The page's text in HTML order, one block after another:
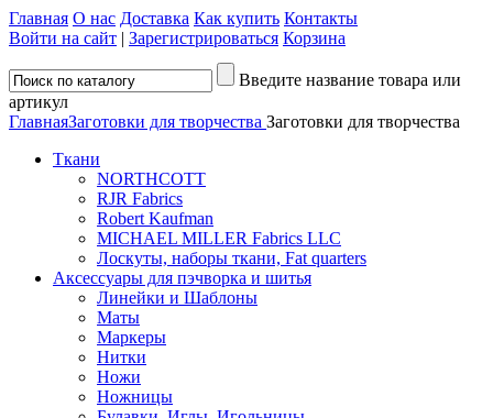
Главная О нас Доставка Как купить Контакты
Войти на сайт | Зарегистрироваться Корзина
Введите название товара или
артикул
ГлавнаяЗаготовки для творчества Заготовки для творчества
Ткани
NORTHCOTT
RJR Fabrics
Robert Kaufman
MICHAEL MILLER Fabrics LLC
Лоскуты, наборы ткани, Fat quarters
Аксессуары для пэчворка и шитья
Линейки и Шаблоны
Маты
Маркеры
Нитки
Ножи
Ножницы